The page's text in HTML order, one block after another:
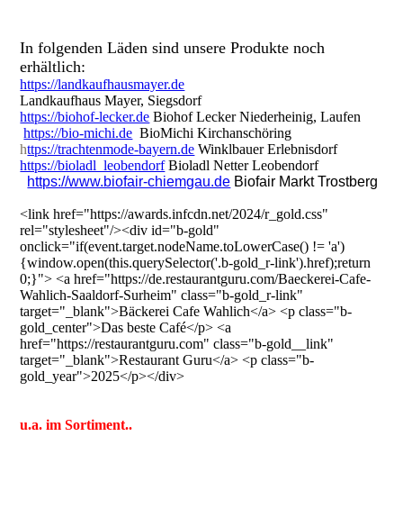
In folgenden Läden sind unsere Produkte noch
erhältlich:
https://landkaufhausmayer.de
Landkaufhaus Mayer, Siegsdorf
https://biohof-lecker.de Biohof Lecker Niederheinig, Laufen
https://bio-michi.de BioMichi Kirchanschöring
https://trachtenmode-bayern.de Winklbauer Erlebnisdorf
https://bioladl_leobendorfBioladl Netter Leobendorf
https://www.biofair-chiemgau.de Biofair Markt Trostberg
<link href="https://awards.infcdn.net/2024/r_gold.css"
rel="stylesheet"/><div id="b-gold"
onclick="if(event.target.nodeName.toLowerCase() != 'a')
{window.open(this.querySelector('.b-gold_r-link').href);return
0;}"> <a href="https://de.restaurantguru.com/Baeckerei-Cafe-
Wahlich-Saaldorf-Surheim" class="b-gold_r-link"
target="_blank">Bäckerei Cafe Wahlich</a> <p class="b-
gold_center">Das beste Café</p> <a
href="https://restaurantguru.com" class="b-gold__link"
target="_blank">Restaurant Guru</a> <p class="b-
gold_year">2025</p></div>
u.a. im Sortiment..